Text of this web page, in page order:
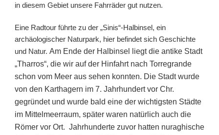
in diesem Gebiet unsere Fahrräder gut nutzen.
Eine Radtour führte zu der „Sinis“-Halbinsel, ein
archäologischer Naturpark, hier befindet sich Geschichte
und Natur. Am Ende der Halbinsel liegt die antike Stadt
„Tharros“, die wir auf der Hinfahrt nach Torregrande
schon vom Meer aus sehen konnten. Die Stadt wurde
von den Karthagern im 7. Jahrhundert vor Chr.
gegründet und wurde bald eine der wichtigsten Städte
im Mittelmeerraum, später waren natürlich auch die
Römer vor Ort. Jahrhunderte zuvor hatten nuraghische